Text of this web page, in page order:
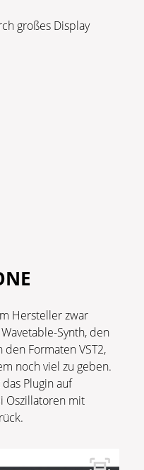
großes Display
Hersteller zwar
Synth, den
Formaten VST2,
noch viel zu geben.
Plugin auf
Oszillatoren mit